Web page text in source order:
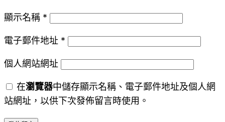
顯示名稱 *
電子郵件地址 *
個人網站網址
在瀏覽器中儲存顯示名稱、電子郵件地址及個人網
站網址，以供下次發佈留言時使用。